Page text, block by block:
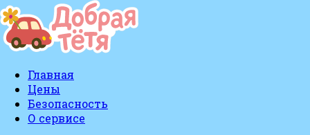
Главная
Цены
Безопасность
О сервисе